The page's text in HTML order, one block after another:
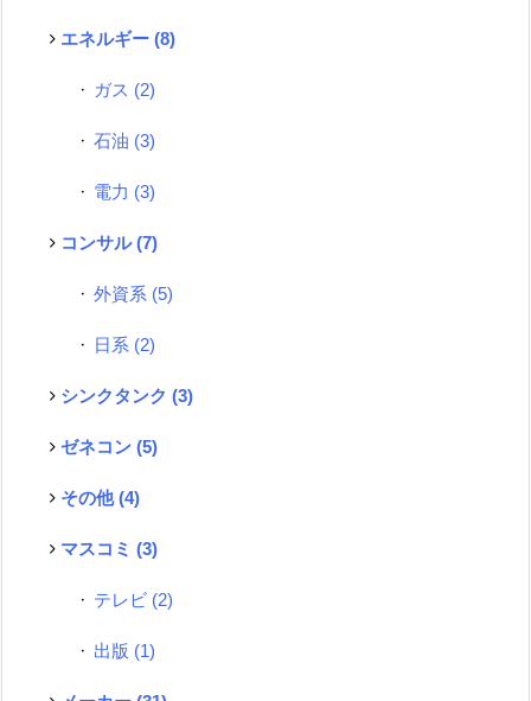
エネルギー (8)
ガス (2)
石油 (3)
電力 (3)
コンサル(7)
外資系 (5)
日系 (2)
シンクタンク (3)
ゼネコン (5)
その他(4)
マスコミ (3)
テレビ (2)
出版 (1)